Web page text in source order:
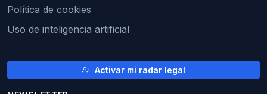
Política de cookies
Uso de inteligencia artificial
Activar mi radar legal